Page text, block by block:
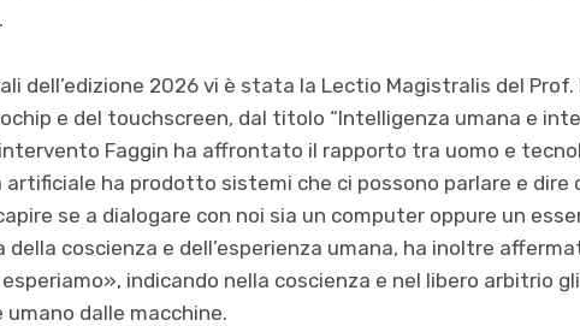
dell’edizione 2026 vi è stata la Lectio Magistralis del Prof.
e del touchscreen, dal titolo “Intelligenza umana e
Faggin ha affrontato il rapporto tra uomo e
artificiale ha prodotto sistemi che ci possono parlare e dire
se a dialogare con noi sia un computer oppure un
della coscienza e dell’esperienza umana, ha inoltre
indicando nella coscienza e nel libero arbitrio
umano dalle macchine.